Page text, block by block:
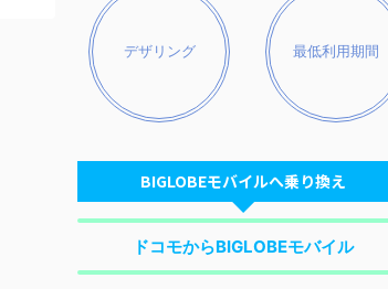
デザリング 最低利用期間
BIGLOBEモバイルへ乗り換え
ドコモからBIGLOBEモバイル